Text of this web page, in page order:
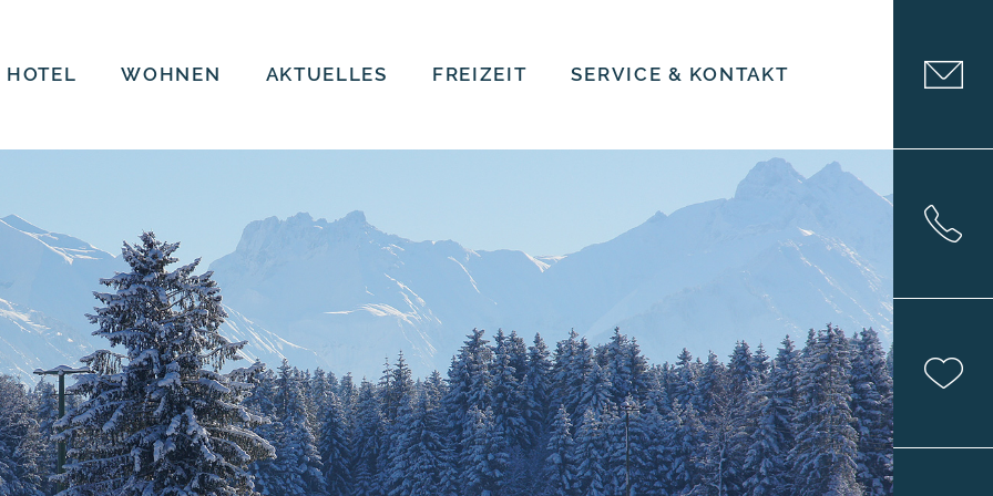
HOTEL WOHNEN AKTUELLES FREIZEIT SERVICE & KONTAKT